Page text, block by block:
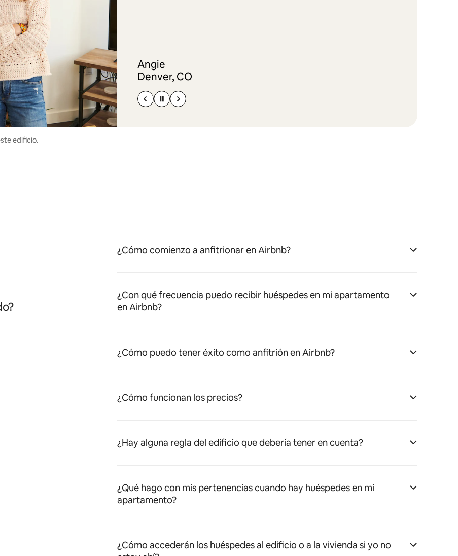
Angie
Denver, CO
edificio.
¿Cómo comienzo a anfitrionar en Airbnb?
¿Con qué frecuencia puedo recibir huéspedes en mi apartamento
en Airbnb?
¿Cómo puedo tener éxito como anfitrión en Airbnb?
¿Cómo funcionan los precios?
¿Hay alguna regla del edificio que debería tener en cuenta?
¿Qué hago con mis pertenencias cuando hay huéspedes en mi
apartamento?
¿Cómo accederán los huéspedes al edificio o a la vivienda si yo no